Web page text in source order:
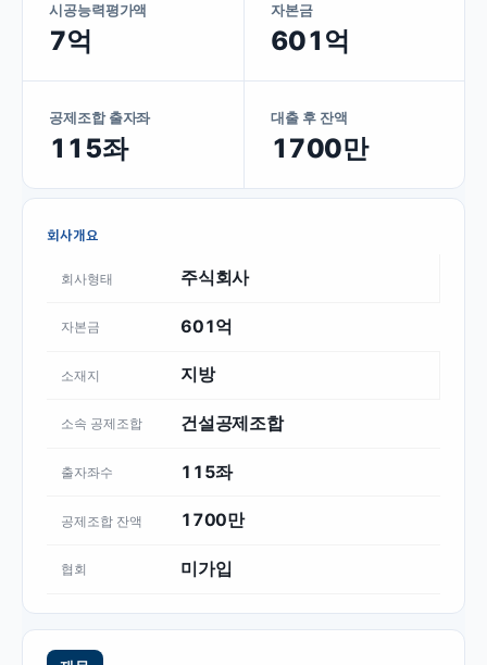
시공능력평가액
7억
자본금
601억
공제조합 출자좌
115좌
대출 후 잔액
1700만
회사개요
회사형태 주식회사
자본금 601억
소재지 지방
소속 공제조합 건설공제조합
출자좌수 115좌
공제조합 잔액 1700만
협회 미가입